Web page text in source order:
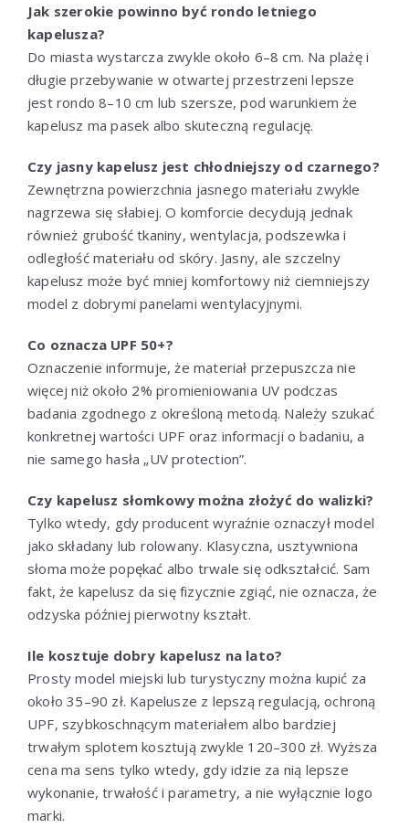
Jak szerokie powinno być rondo letniego
kapelusza?
Do miasta wystarcza zwykle około 6–8 cm. Na plażę i
długie przebywanie w otwartej przestrzeni lepsze
jest rondo 8–10 cm lub szersze, pod warunkiem że
kapelusz ma pasek albo skuteczną regulację.
Czy jasny kapelusz jest chłodniejszy od czarnego?
Zewnętrzna powierzchnia jasnego materiału zwykle
nagrzewa się słabiej. O komforcie decydują jednak
również grubość tkaniny, wentylacja, podszewka i
odległość materiału od skóry. Jasny, ale szczelny
kapelusz może być mniej komfortowy niż ciemniejszy
model z dobrymi panelami wentylacyjnymi.
Co oznacza UPF 50+?
Oznaczenie informuje, że materiał przepuszcza nie
więcej niż około 2% promieniowania UV podczas
badania zgodnego z określoną metodą. Należy szukać
konkretnej wartości UPF oraz informacji o badaniu, a
nie samego hasła „UV protection”.
Czy kapelusz słomkowy można złożyć do walizki?
Tylko wtedy, gdy producent wyraźnie oznaczył model
jako składany lub rolowany. Klasyczna, usztywniona
słoma może popękać albo trwale się odkształcić. Sam
fakt, że kapelusz da się fizycznie zgiąć, nie oznacza, że
odzyska później pierwotny kształt.
Ile kosztuje dobry kapelusz na lato?
Prosty model miejski lub turystyczny można kupić za
około 35–90 zł. Kapelusze z lepszą regulacją, ochroną
UPF, szybkoschnącym materiałem albo bardziej
trwałym splotem kosztują zwykle 120–300 zł. Wyższa
cena ma sens tylko wtedy, gdy idzie za nią lepsze
wykonanie, trwałość i parametry, a nie wyłącznie logo
marki.